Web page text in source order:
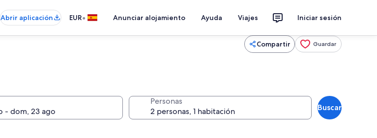
Abrir aplicación EUR• Anunciar alojamiento Ayuda Viajes Iniciar sesión
Compartir Guardar
Personas
Buscar